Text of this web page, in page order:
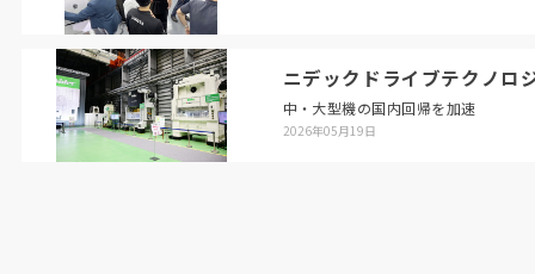
ニデックドライブテクノ
中・大型機の国内回帰を加速
2026年05月19日